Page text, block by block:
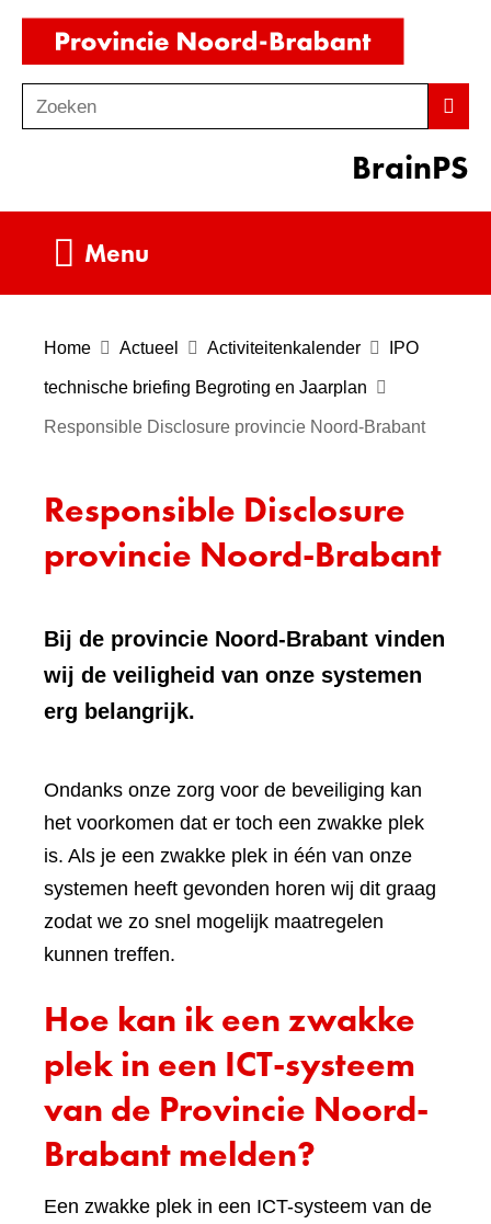
Ga
de
inhoud
o
Zoeken
BrainPS
Menu
Home Actueel Activiteitenkalender IPO
technische briefing Begroting en Jaarplan
Responsible Disclosure provincie Noord-Brabant
Responsible Disclosure
provincie Noord-Brabant
Bij de provincie Noord-Brabant vinden
wij de veiligheid van onze systemen
erg belangrijk.
Ondanks onze zorg voor de beveiliging kan
het voorkomen dat er toch een zwakke plek
is. Als je een zwakke plek in één van onze
systemen heeft gevonden horen wij dit graag
zodat we zo snel mogelijk maatregelen
kunnen treffen.
Hoe kan ik een zwakke
plek in een ICT-systeem
van de Provincie Noord-
Brabant melden?
Een zwakke plek in een ICT-systeem van de